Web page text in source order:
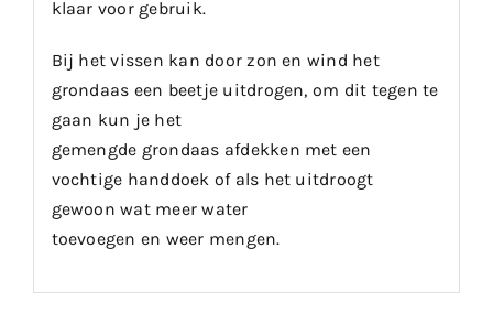
klaar voor gebruik.
Bij het vissen kan door zon en wind het
grondaas een beetje uitdrogen, om dit tegen te
gaan kun je het
gemengde grondaas afdekken met een
vochtige handdoek of als het uitdroogt
gewoon wat meer water
toevoegen en weer mengen.